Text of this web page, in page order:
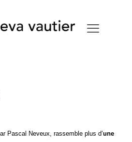
Pascal Neveux, rassemble plus d’une